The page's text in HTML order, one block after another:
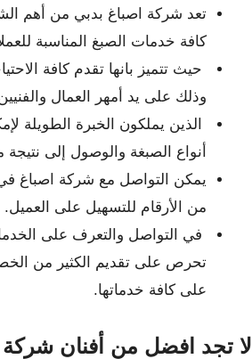
تعد شركة اصباغ بدبي من أهم
كافة خدمات الصبغ المناسبة
حيث تتميز بانها تقدم كافة
وذلك على يد أمهر العمال
الذين يملكون الخبرة الطويلة
أنواع الصبغة والوصول إلى نتيجة
يمكن التواصل مع شركة اصباغ في
من الأرقام للتسهيل على العميل.
في التواصل والتعرف على
تحرص على تقديم الكثير من
على كافة خدماتها.
لا تجد افضل من أفنان